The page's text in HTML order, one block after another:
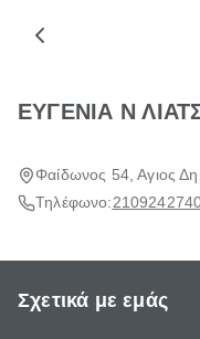
ΕΥΓΕΝΙΑ Ν
Φαίδωνος 54, Αγιος
Τηλέφωνο:
Σχετικά με εμάς